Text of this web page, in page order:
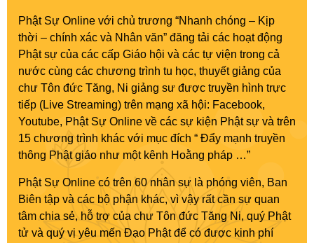
Phật Sự Online với chủ trương “Nhanh chóng – Kịp
thời – chính xác và Nhân văn” đăng tải các hoạt động
Phật sự của các cấp Giáo hội và các tự viện trong cả
nước cùng các chương trình tu học, thuyết giảng của
chư Tôn đức Tăng, Ni giảng sư được truyền hình trực
tiếp (Live Streaming) trên mạng xã hội: Facebook,
Youtube, Phật Sự Online về các sự kiện Phật sự và trên
15 chương trình khác với mục đích “ Đẩy mạnh truyền
thông Phật giáo như một kênh Hoằng pháp …”
Phật Sự Online có trên 60 nhân sự là phóng viên, Ban
Biên tập và các bộ phận khác, vì vậy rất cần sự quan
tâm chia sẻ, hỗ trợ của chư Tôn đức Tăng Ni, quý Phật
tử và quý vị yêu mến Đạo Phật để có được kinh phí